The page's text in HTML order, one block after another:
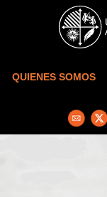
Skip to main content
QUIENES SOMOS